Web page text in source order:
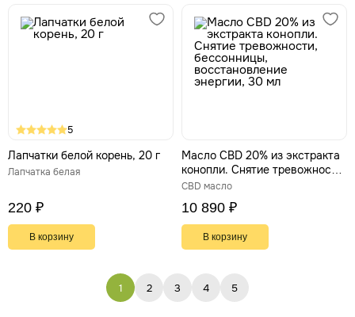
5
Лапчатки белой корень, 20 г
Лапчатка белая
220 ₽
В корзину
Масло CBD 20% из экстракта
конопли. Снятие тревожности,
бессонницы, восстановление
CBD масло
10 890 ₽
В корзину
1 2 3 4 5